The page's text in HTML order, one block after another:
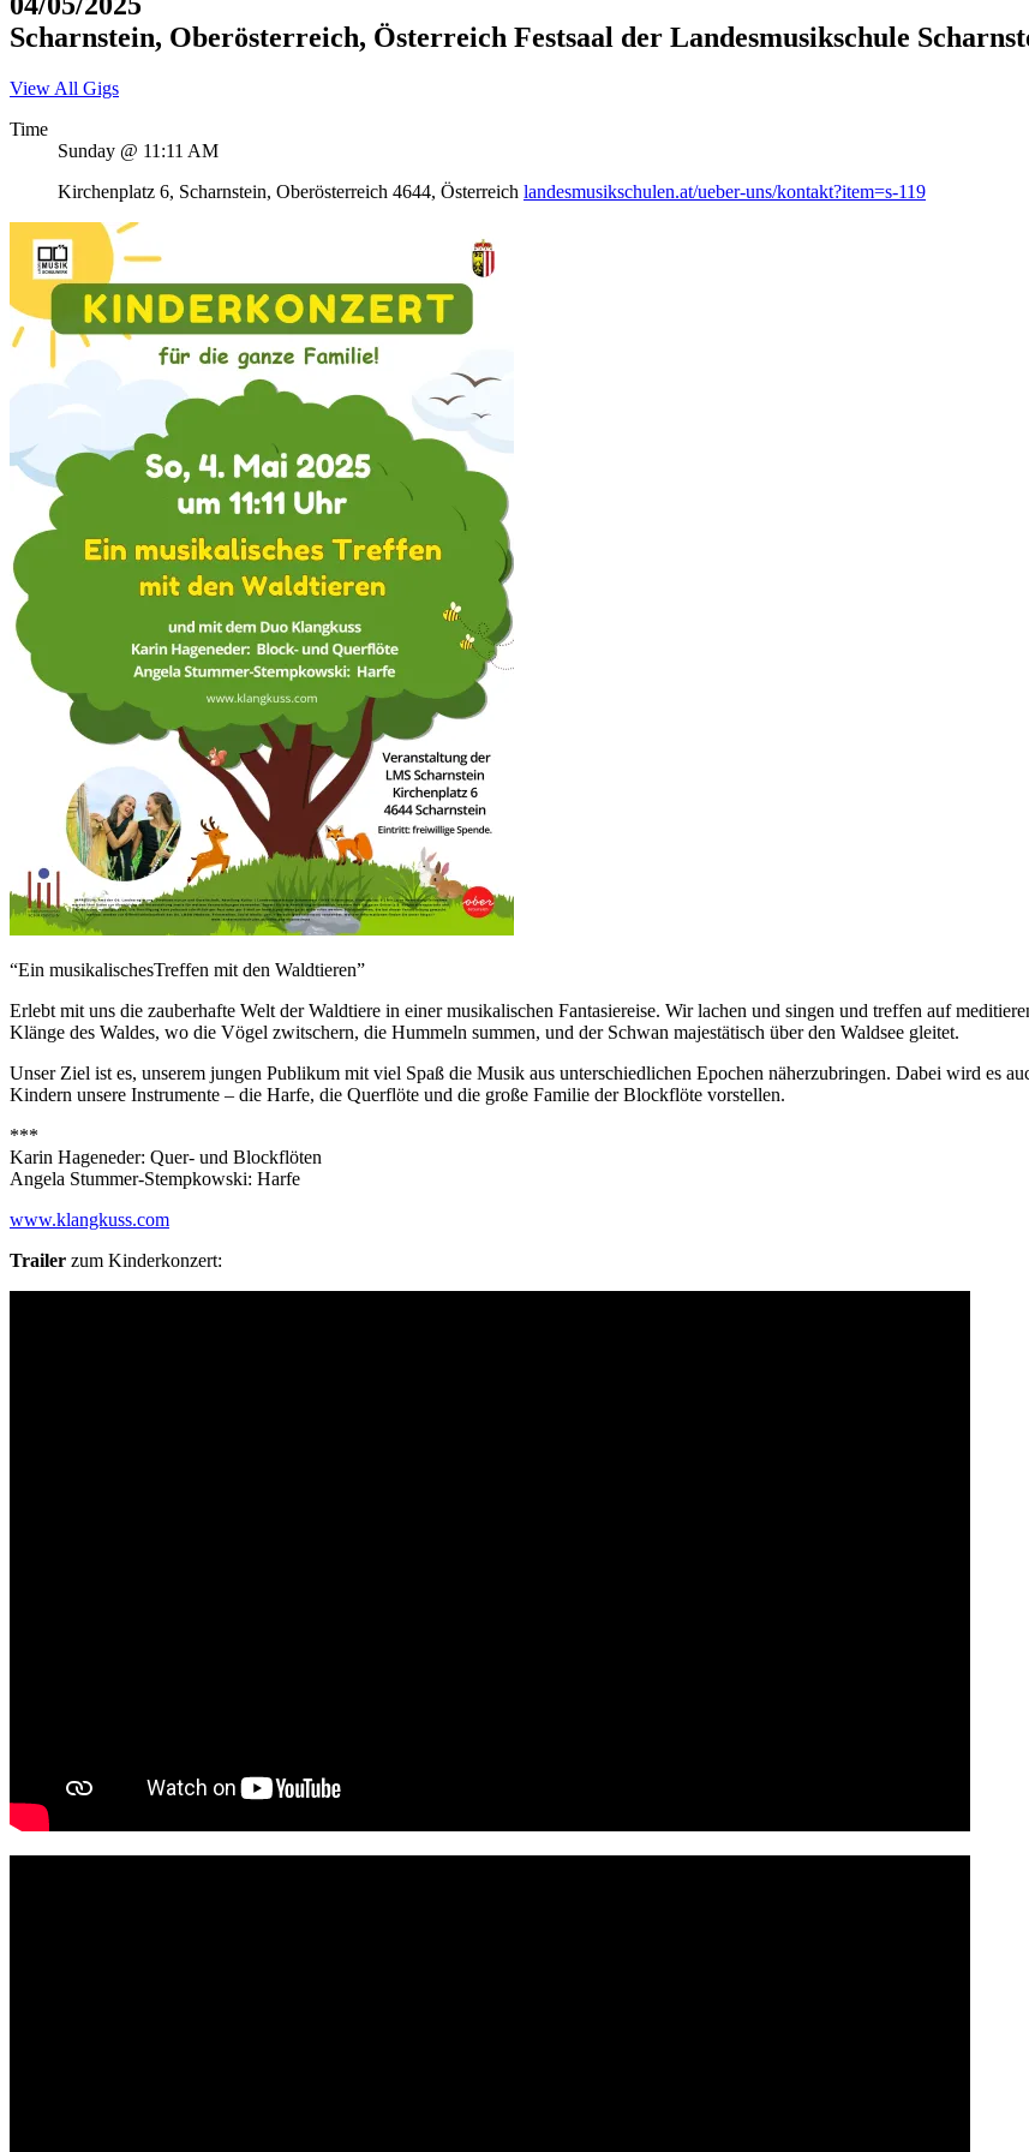
Scharnstein, Oberösterreich, Österreich Festsaal der Landesmusikschule
View All Gigs
Time
Sunday @ 11:11 AM
Venue
Details
AddressKirchenplatz 6, Scharnstein, Oberösterreich 4644, Österreich landesmusikschulen.at/ueber-uns/kontakt?item=s-119
“Ein musikalischesTreffen mit den Waldtieren”
Erlebt mit uns die zauberhafte Welt der Waldtiere in einer musikalischen Fantasiereise. Wir lachen und singen und treffen auf
Klänge des Waldes, wo die Vögel zwitschern, die Hummeln summen, und der Schwan majestätisch über den Waldsee gleitet.
Unser Ziel ist es, unserem jungen Publikum mit viel Spaß die Musik aus unterschiedlichen Epochen näherzubringen. Dabei wird es
Kindern unsere Instrumente – die Harfe, die Querflöte und die große Familie der Blockflöte vorstellen.
***
Karin Hageneder: Quer- und Blockflöten
Angela Stummer-Stempkowski: Harfe
www.klangkuss.com
Trailer zum Kinderkonzert: